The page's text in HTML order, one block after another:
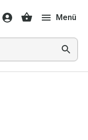
Menü